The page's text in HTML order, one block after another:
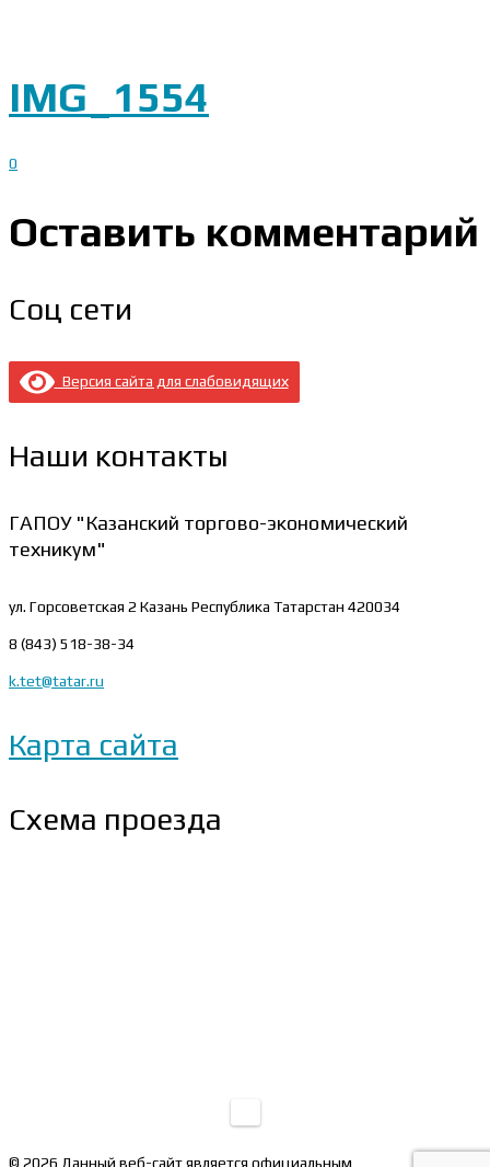
IMG_1554
0
Оставить комментарий
Соц сети
Версия сайта для слабовидящих
Наши контакты
ГАПОУ "Казанский торгово-экономический
техникум"
ул. Горсоветская 2 Казань Республика Татарстан 420034
8 (843) 518-38-34
k.tet@tatar.ru
Карта сайта
Схема проезда
© 2026 Данный веб-сайт является официальным